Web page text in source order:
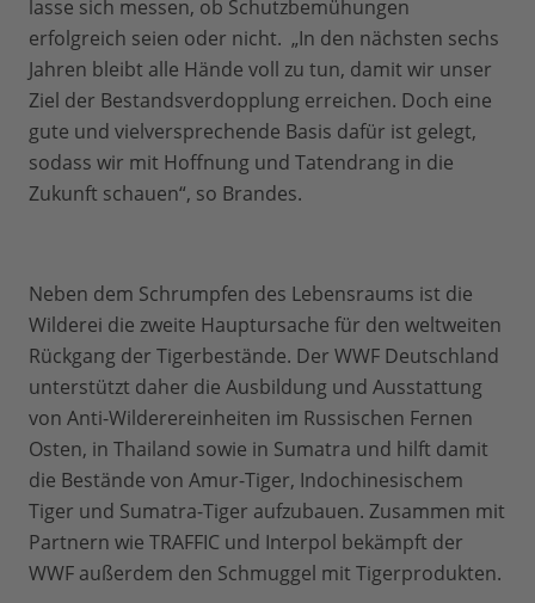
lasse sich messen, ob Schutzbemühungen
erfolgreich seien oder nicht. „In den nächsten sechs
Jahren bleibt alle Hände voll zu tun, damit wir unser
Ziel der Bestandsverdopplung erreichen. Doch eine
gute und vielversprechende Basis dafür ist gelegt,
sodass wir mit Hoffnung und Tatendrang in die
Zukunft schauen“, so Brandes.
Neben dem Schrumpfen des Lebensraums ist die
Wilderei die zweite Hauptursache für den weltweiten
Rückgang der Tigerbestände. Der WWF Deutschland
unterstützt daher die Ausbildung und Ausstattung
von Anti-Wilderereinheiten im Russischen Fernen
Osten, in Thailand sowie in Sumatra und hilft damit
die Bestände von Amur-Tiger, Indochinesischem
Tiger und Sumatra-Tiger aufzubauen. Zusammen mit
Partnern wie TRAFFIC und Interpol bekämpft der
WWF außerdem den Schmuggel mit Tigerprodukten.